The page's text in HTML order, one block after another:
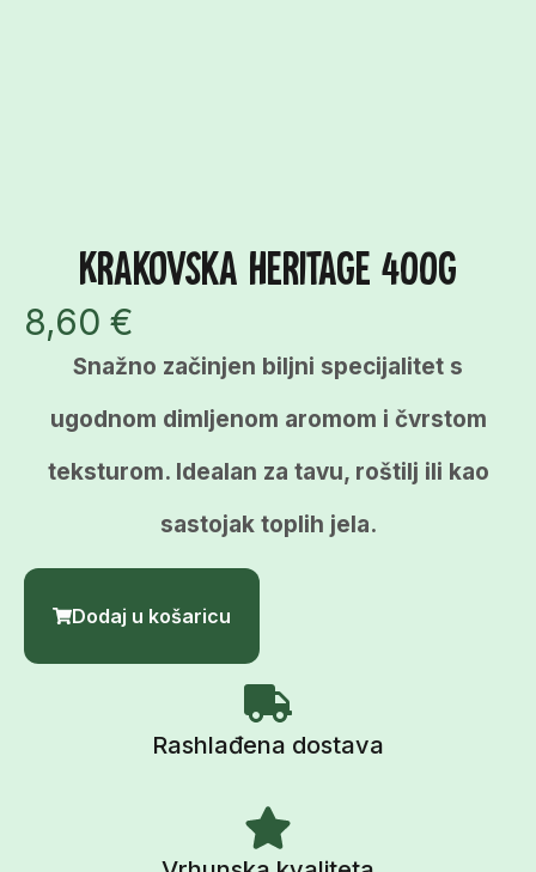
Krakovska Heritage 400g
8,60 €
Snažno začinjen biljni specijalitet s
ugodnom dimljenom aromom i čvrstom
teksturom. Idealan za tavu, roštilj ili kao
sastojak toplih jela.
Dodaj u košaricu
Rashlađena dostava